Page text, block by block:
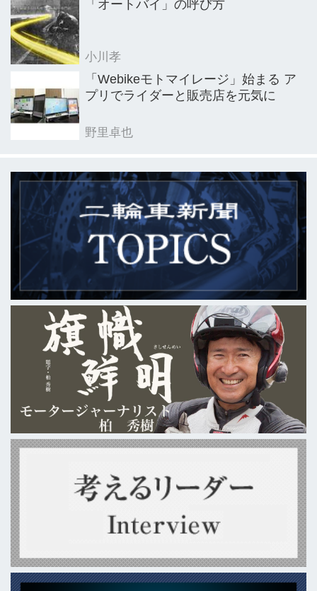
「オートバイ」の呼び方
小川孝
「Webikeモトマイレージ」始まる ア
プリでライダーと販売店を元気に
野里卓也